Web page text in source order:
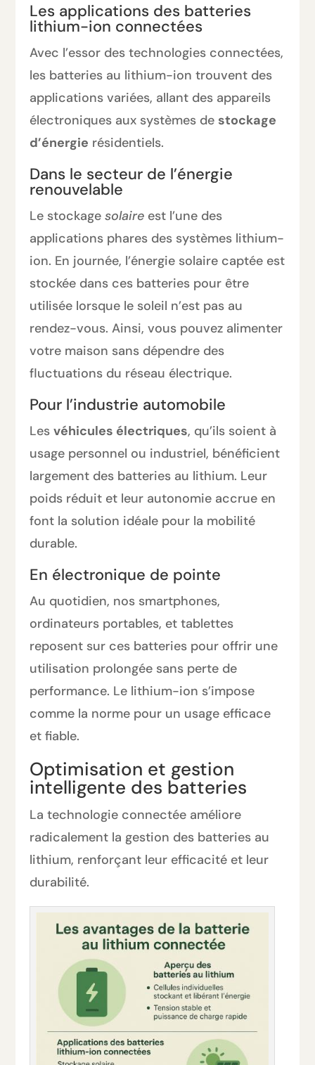
Les applications des batteries
lithium-ion connectées
Avec l’essor des technologies connectées,
les batteries au lithium-ion trouvent des
applications variées, allant des appareils
électroniques aux systèmes destockage
d’énergie résidentiels.
Dans le secteur de l’énergie
renouvelable
Le stockagesolaire est l’une des
applications phares des systèmes lithium-
ion. En journée, l’énergie solaire captée est
stockée dans ces batteries pour être
utilisée lorsque le soleil n’est pas au
rendez-vous. Ainsi, vous pouvez alimenter
votre maison sans dépendre des
fluctuations du réseau électrique.
Pour l’industrie automobile
Lesvéhicules électriques, qu’ils soient à
usage personnel ou industriel, bénéficient
largement des batteries au lithium. Leur
poids réduit et leur autonomie accrue en
font la solution idéale pour la mobilité
durable.
En électronique de pointe
Au quotidien, nos smartphones,
ordinateurs portables, et tablettes
reposent sur ces batteries pour offrir une
utilisation prolongée sans perte de
performance. Le lithium-ion s’impose
comme la norme pour un usage efficace
et fiable.
Optimisation et gestion
intelligente des batteries
La technologie connectée améliore
radicalement la gestion des batteries au
lithium, renforçant leur efficacité et leur
durabilité.